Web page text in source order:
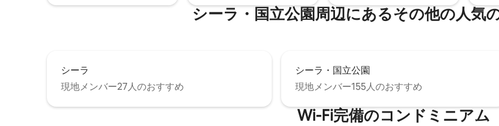
シーラ・国立公園⁠周⁠辺⁠に⁠あ⁠るそ⁠の⁠他⁠の人⁠気⁠
シーラ
現地メンバー27人のおすすめ
シーラ・国立公園
現地メンバー155人のおすすめ
Wi-Fi完備のコンドミニアム